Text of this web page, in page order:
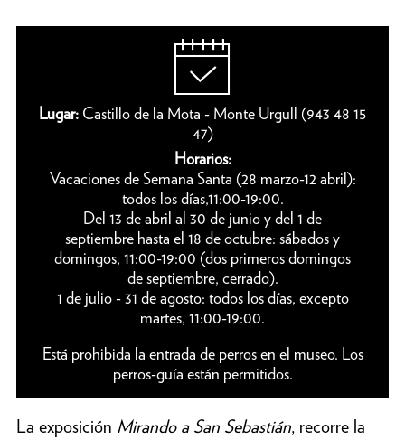
Lugar: Castillo de la Mota - Monte Urgull (943 48 15
47)
Horarios:
Vacaciones de Semana Santa (28 marzo-12 abril):
todos los días,11:00-19:00.
Del 13 de abril al 30 de junio y del 1 de
septiembre hasta el 18 de octubre: sábados y
domingos, 11:00-19:00 (dos primeros domingos
de septiembre, cerrado).
1 de julio - 31 de agosto: todos los días, excepto
martes, 11:00-19:00.
Está prohibida la entrada de perros en el museo. Los
perros-guía están permitidos.
La exposición Mirando a San Sebastián, recorre la